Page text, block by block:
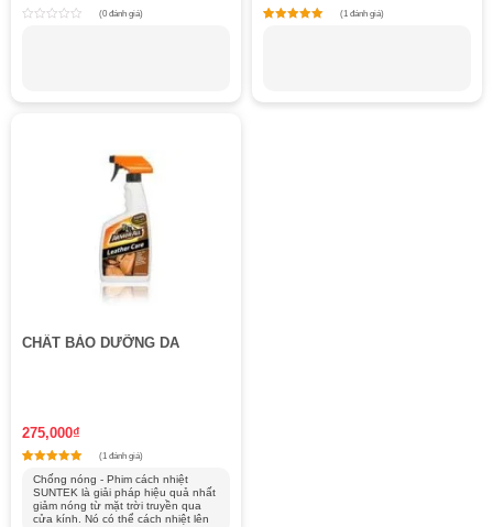
(0 đánh giá) (1 đánh giá)
CHẤT BẢO DƯỠNG DA
275,000₫
5
out of 5 based oncustomer rating
(1 đánh giá)
Chống nóng - Phim cách nhiệt
SUNTEK là giải pháp hiệu quả nhất
giảm nóng từ mặt trời truyền qua
cửa kính. Nó có thể cách nhiệt lên